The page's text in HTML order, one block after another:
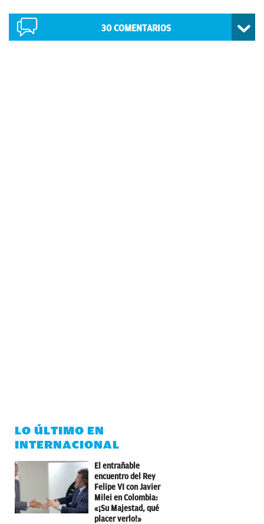
30COMENTARIOS
LO ÚLTIMO EN
INTERNACIONAL
El entrañable
encuentro del Rey
Felipe VI con Javier
Milei en Colombia:
«¡Su Majestad, qué
placer verlo!»